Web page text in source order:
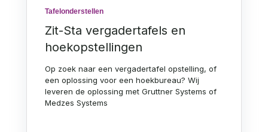
Tafelonderstellen
Zit-Sta vergadertafels en
hoekopstellingen
Op zoek naar een vergadertafel opstelling, of
een oplossing voor een hoekbureau? Wij
leveren de oplossing met Gruttner Systems of
Medzes Systems